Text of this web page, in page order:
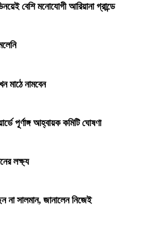
বেশি মনোযোগী আরিয়ানা গ্রান্ডে
মাঠে নামবেন
পূর্ণাঙ্গ আহ্বায়ক কমিটি ঘোষণা
লক্ষ্য
না সালমান, জানালেন নিজেই